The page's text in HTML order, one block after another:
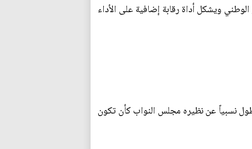
ويشكل أداة رقابة إضافية على الأداء
نسبياً عن نظيره مجلس النواب كأن تكون